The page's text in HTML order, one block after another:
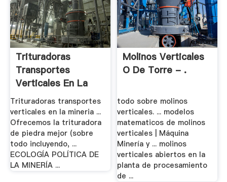
Trituradoras
Transportes
Verticales En La
Mineria ...
Trituradoras transportes
verticales en la mineria ...
Ofrecemos la trituradora
de piedra mejor (sobre
todo incluyendo, ...
ECOLOGÍA POLÍTICA DE
LA MINERÍA‏ ...
Molinos Verticales
O De Torre - .
todo sobre molinos
verticales. ... modelos
matematicos de molinos
verticales | Máquina
Minería y ... molinos
verticales abiertos en la
planta de procesamiento
de ...